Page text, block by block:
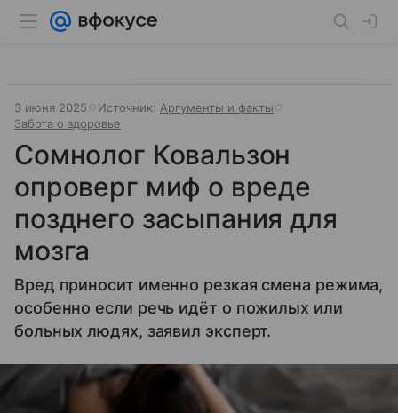
3 июня 2025 Источник: Аргументы и факты
Забота о здоровье
Сомнолог Ковальзон
опроверг миф о вреде
позднего засыпания для
мозга
Вред приносит именно резкая смена режима,
особенно если речь идёт о пожилых или
больных людях, заявил эксперт.